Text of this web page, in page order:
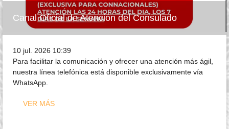
Canal Oficial de Atención del Consulado
10 jul. 2026 10:39
Para facilitar la comunicación y ofrecer una atención más ágil,
nuestra línea telefónica está disponible exclusivamente vía
WhatsApp.
VER MÁS